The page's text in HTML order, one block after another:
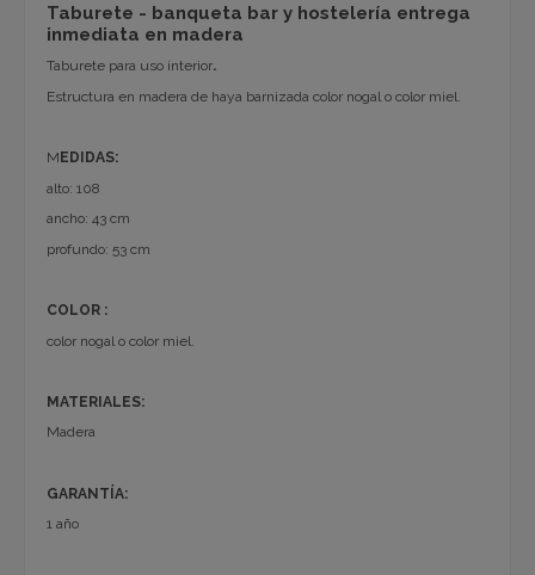
Taburete - banqueta bar y hostelería entrega
inmediata en madera
Taburete para uso interior.
Estructura en madera de haya barnizada color nogal o color miel.
M EDIDAS:
alto: 108
ancho: 43 cm
profundo: 53 cm
COLOR :
color nogal o color miel.
MATERIALES:
Madera
GARANTÍA:
1 año